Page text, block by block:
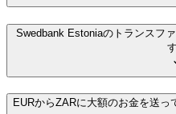
Swedbank Estoniaのトランスフ
EURからZARに大額のお金を送